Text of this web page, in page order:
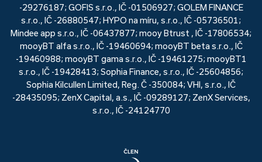
-29276187; GOFIS s.r.o., IČ -01506927; GOLEM FINANCE
s.r.o., IČ -26880547; HYPO na míru, s.r.o., IČ -05736501;
Mindee app s.r.o., IČ -06437877; mooy Btrust , IČ -17806534;
mooyBT alfa s.r.o., IČ -19460694; mooyBT beta s.r.o., IČ
-19460988; mooyBT gama s.r.o., IČ -19461275; mooyBT1
s.r.o., IČ -19428413; Sophia Finance, s.r.o., IČ -25604856;
Sophia Kilcullen Limited, Reg. Č -350084; VHI, s.r.o., IČ
-28435095; ZenX Capital, a.s., IČ -09289127; ZenX Services,
s.r.o., IČ -24124770